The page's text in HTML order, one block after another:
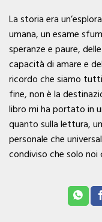
La storia era
umana, un esame
speranze e paure,
capacità di amare e
ricordo che siamo
fine, non è la
libro mi ha portato in
quanto sulla lettura,
personale che
condiviso che solo noi